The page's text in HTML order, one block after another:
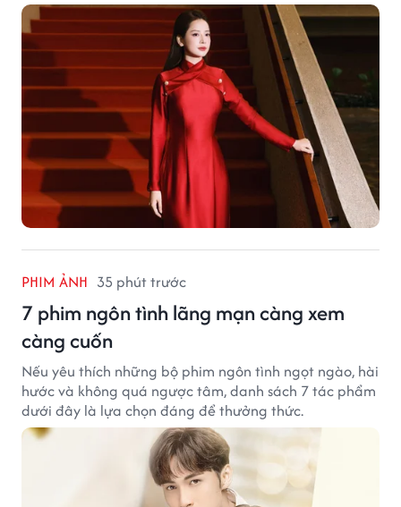
PHIM ẢNH 35 phút trước
7 phim ngôn tình lãng mạn càng xem
càng cuốn
Nếu yêu thích những bộ phim ngôn tình ngọt ngào, hài
hước và không quá ngược tâm, danh sách 7 tác phẩm
dưới đây là lựa chọn đáng để thưởng thức.